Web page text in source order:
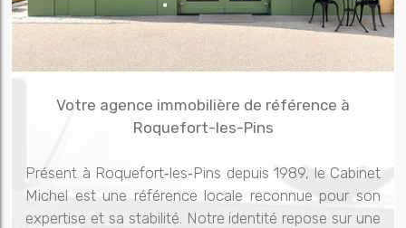
Votre agence immobilière de référence à
Roquefort-les-Pins
Présent à Roquefort‑les‑Pins depuis 1989, le Cabinet
Michel est une référence locale reconnue pour son
expertise et sa stabilité. Notre identité repose sur une